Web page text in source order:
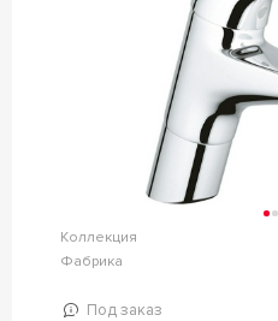
Коллекция
Фабрика
Под заказ